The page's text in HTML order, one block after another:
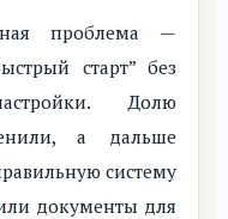
проблема —
старт” без
Долю
а дальше
систему
документы для